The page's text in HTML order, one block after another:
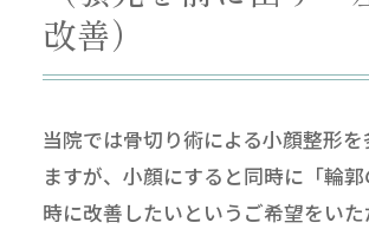
改善）
当院では骨切り術による小顔整形
ますが、小顔にすると同時に「輪
時に改善したいというご希望をい